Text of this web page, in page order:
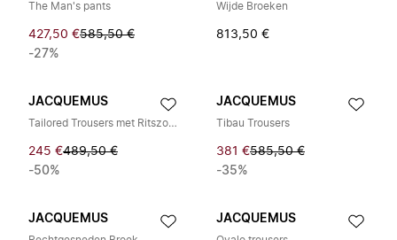
The Man's pants
427,50 €585,50 €
-27%
Wijde Broeken
813,50 €
JACQUEMUS
Tailored Trousers met Ritszoom
245 €489,50 €
-50%
JACQUEMUS
Tibau Trousers
381 €585,50 €
-35%
JACQUEMUS JACQUEMUS